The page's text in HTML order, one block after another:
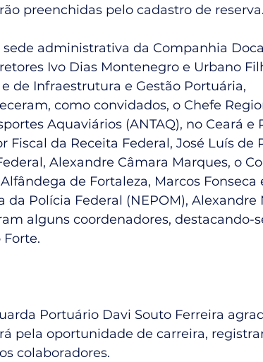
preenchidas pelo cadastro de reserva.
administrativa da Companhia
Ivo Dias Montenegro e Urbano
de Infraestrutura e Gestão Portuária,
como convidados, o Chefe
Aquaviários (ANTAQ), no Ceará e
Fiscal da Receita Federal, José Luís de
Alexandre Câmara Marques, o
de Fortaleza, Marcos Fonseca
Polícia Federal (NEPOM), Alexandre
alguns coordenadores, destacando-
Portuário Davi Souto Ferreira
pela oportunidade de carreira,
colaboradores.